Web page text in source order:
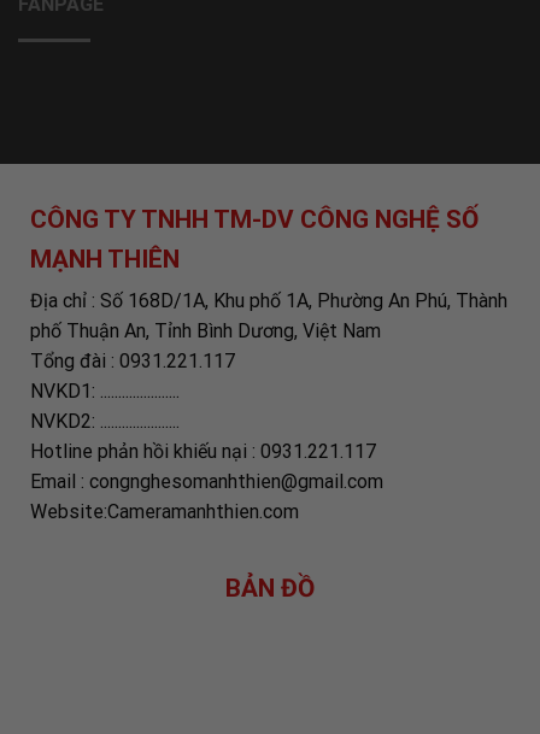
CÔNG TY TNHH TM-DV CÔNG NGHỆ SỐ
MẠNH THIÊN
Địa chỉ : Số 168D/1A, Khu phố 1A, Phường An Phú, Thành
phố Thuận An, Tỉnh Bình Dương, Việt Nam
Tổng đài : 0931.221.117
NVKD1: ......................
NVKD2: ......................
Hotline phản hồi khiếu nại : 0931.221.117
Email : congnghesomanhthien@gmail.com
Website:Cameramanhthien.com
BẢN ĐỒ